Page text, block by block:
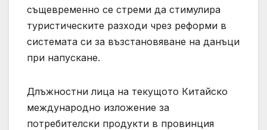
същевременно се стреми да стимулира
туристическите разходи чрез реформи в
системата си за възстановяване на данъци
при напускане.
Длъжностни лица на текущото Китайско
международно изложение за
потребителски продукти в провинция